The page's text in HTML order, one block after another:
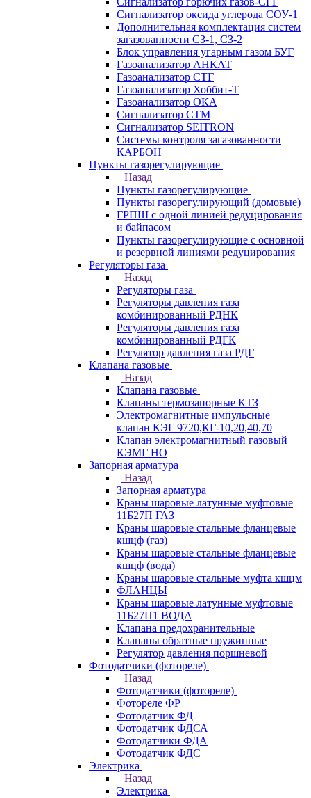
Сигнализатор оксида углерода СОУ-1
Дополнительная комплектация систем
загазованности СЗ-1, СЗ-2
Блок управления угарным газом БУГ
Газоанализатор АНКАТ
Газоанализатор СТГ
Газоанализатор Хоббит-Т
Газоанализатор ОКА
Сигнализатор СТМ
Сигнализатор SEITRON
Системы контроля загазованности
КАРБОН
Пункты газорегулирующие
Назад
Пункты газорегулирующие
Пункты газорегулирующий (домовые)
ГРПШ с одной линией редуцирования
и байпасом
Пункты газорегулирующие с основной
и резервной линиями редуцирования
Регуляторы газа
Назад
Регуляторы газа
Регуляторы давления газа
комбинированный РДНК
Регуляторы давления газа
комбинированный РДГК
Регулятор давления газа РДГ
Клапана газовые
Назад
Клапана газовые
Клапаны термозапорные КТЗ
Электромагнитные импульсные
клапан КЭГ 9720,КГ-10,20,40,70
Клапан электромагнитный газовый
КЭМГ НО
Запорная арматура
Назад
Запорная арматура
Краны шаровые латунные муфтовые
11Б27П ГАЗ
Краны шаровые стальные фланцевые
кшцф (газ)
Краны шаровые стальные фланцевые
кшцф (вода)
Краны шаровые стальные муфта кшцм
ФЛАНЦЫ
Краны шаровые латунные муфтовые
11Б27П1 ВОДА
Клапана предохранительные
Клапаны обратные пружинные
Регулятор давления поршневой
Фотодатчики (фотореле)
Назад
Фотодатчики (фотореле)
Фотореле ФР
Фотодатчик ФД
Фотодатчик ФДСА
Фотодатчики ФДА
Фотодатчик ФДС
Электрика
Назад
Электрика